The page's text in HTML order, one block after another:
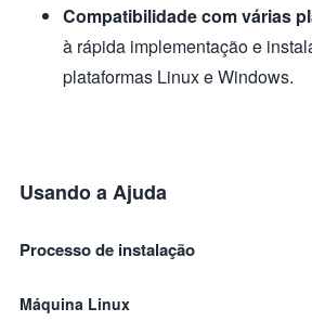
Compatibilidade com várias
à rápida implementação e
plataformas Linux e Windows.
Usando a Ajuda
Processo de instalação
Máquina Linux